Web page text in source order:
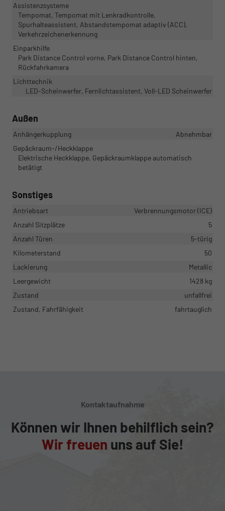
Assistenzsysteme
Tempomat, Tempomat mit Lenkradkontrolle,
Spurhalteassistent, Abstandstempomat adaptiv (ACC),
Verkehrzeichenerkennung
Einparkhilfe
Park Distance Control vorne, Park Distance Control hinten,
Rückfahrkamera
Lichttechnik
LED-Scheinwerfer, Fernlichtassistent, Voll-LED Scheinwerfer
Außen
Anhängerkupplung
Abnehmbar
Gepäckraum-/Heckklappe
Elektrische Heckklappe, Gepäckraumklappe automatisch
betätigt
Sonstiges
Antriebsart
Verbrennungsmotor (ICE)
Anzahl Sitzplätze
5
Anzahl Türen
5-türig
Kilometerstand
50
Lackierung
Metallic
Leergewicht
1428 kg
Zustand
unfallfrei
Zustand, Fahrfähigkeit
fahrtauglich
Kontaktaufnahme
Können wir Ihnen behilflich sein?
Wir freuen uns auf Sie!